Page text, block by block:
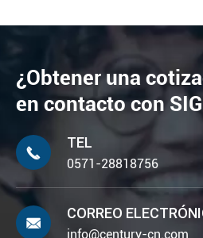
¿Obtener una
en contacto con

TEL
0571-28818756

CORREO
info@century-cn.com